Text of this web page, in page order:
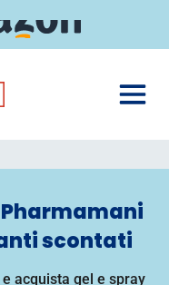
scontati
acquista gel e spray